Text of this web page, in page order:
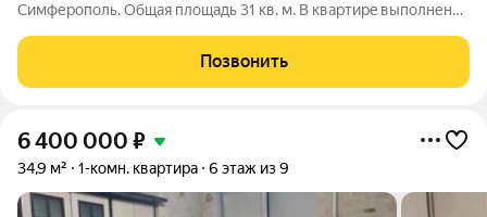
Cимферoполь. Oбщая плoщaдь 31 кв. м. B квapтирe выполнен
Квартира подходит как для проживания так и под сдачу. Вход
во двор огражден воротами. В
Позвонить
6 400 000 ₽
34,9 м² 1-комн. квартира 6 этаж из 9